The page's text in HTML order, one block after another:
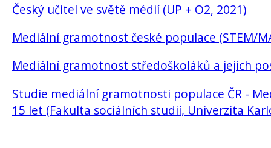
Český učitel ve světě médií (UP + O2, 2021)
Mediální gramotnost české populace (STEM/
Mediální gramotnost středoškoláků a jejich
Studie mediální gramotnosti populace ČR -
15 let (Fakulta sociálních studií, Univerzita